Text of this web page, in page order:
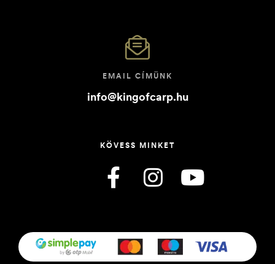
EMAIL CÍMÜNK
info@kingofcarp.hu
KÖVESS MINKET